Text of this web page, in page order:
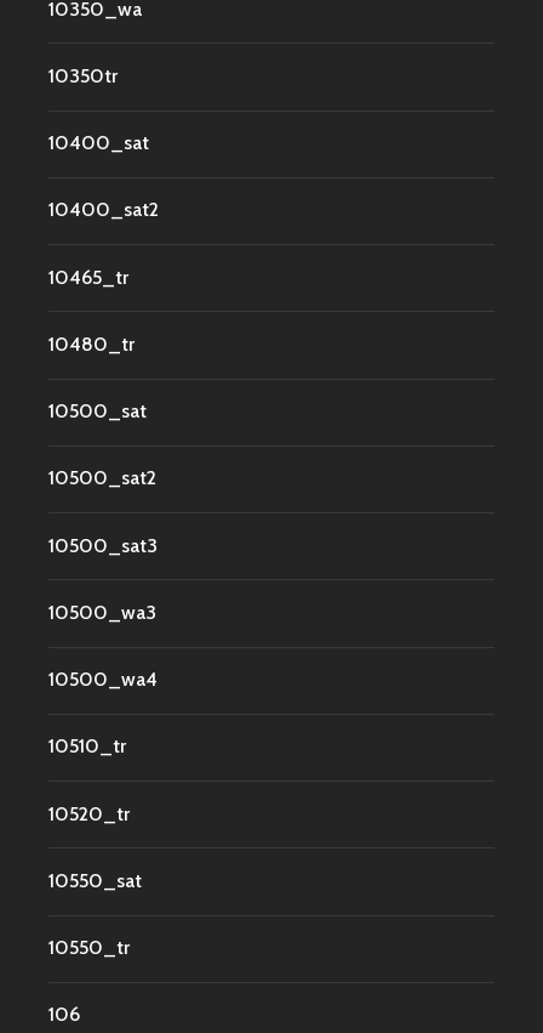
10350_wa
10350tr
10400_sat
10400_sat2
10465_tr
10480_tr
10500_sat
10500_sat2
10500_sat3
10500_wa3
10500_wa4
10510_tr
10520_tr
10550_sat
10550_tr
106